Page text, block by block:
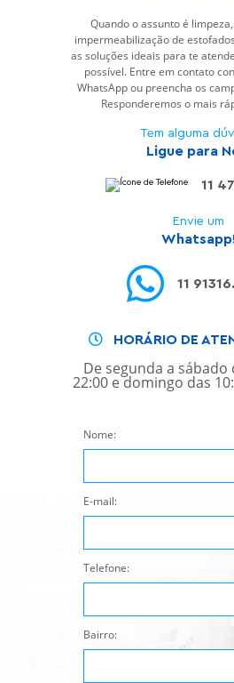
Quando o assunto é
impermeabilização de
as soluções ideais para te
possível. Entre em contato
WhatsApp ou preencha os
Responderemos o mais
Tem alguma
Ligue para
11
Envie um
11
HORÁRIO DE
De segunda a sábado
22:00 e domingo das
Nome:
E-mail:
Telefone:
Bairro: